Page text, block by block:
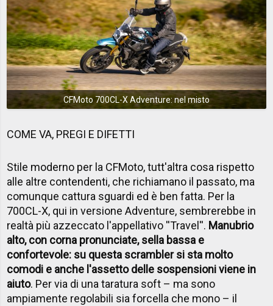
CFMoto 700CL-X Adventure: nel misto
COME VA, PREGI E DIFETTI
Stile moderno per la CFMoto, tutt'altra cosa rispetto
alle altre contendenti, che richiamano il passato, ma
comunque cattura sguardi ed è ben fatta. Per la
700CL-X, qui in versione Adventure, sembrerebbe in
realtà più azzeccato l'appellativo ''Travel''. Manubrio
alto, con corna pronunciate, sella bassa e
confortevole: su questa scrambler si sta molto
comodi e anche l'assetto delle sospensioni viene in
aiuto. Per via di una taratura soft – ma sono
ampiamente regolabili sia forcella che mono – il